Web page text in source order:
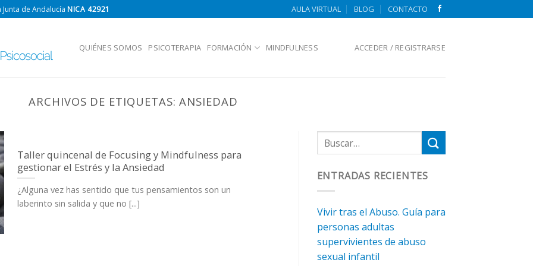
de Andalucía NICA 42921 AULA VIRTUAL BLOG CONTACTO
QUIÉNES SOMOS PSICOTERAPIA FORMACIÓN MINDFULNESS ACCEDER / REGISTRARSE
ARCHIVOS DE ETIQUETAS:ANSIEDAD
Taller quincenal de Focusing y Mindfulness para
gestionar el Estrés y la Ansiedad
¿Alguna vez has sentido que tus pensamientos son un
laberinto sin salida y que no [...]
ENTRADAS RECIENTES
Vivir tras el Abuso. Guía para
personas adultas
supervivientes de abuso
sexual infantil